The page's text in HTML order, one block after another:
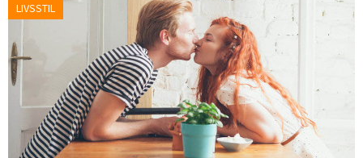
LIVSSTIL